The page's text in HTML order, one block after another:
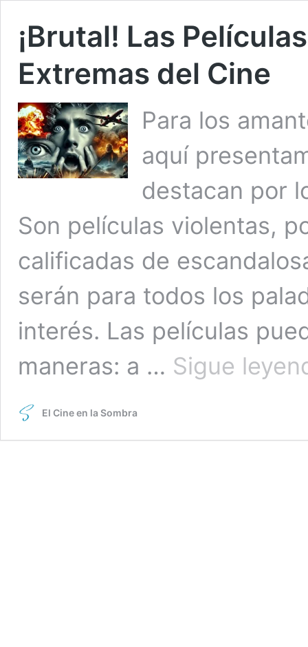
¡Brutal! Las
Extremas del Cine
Para los
aquí
destacan por
Son películas violentas,
calificadas de
serán para todos los
interés. Las películas
maneras: a … Sigue
El Cine en la Sombra